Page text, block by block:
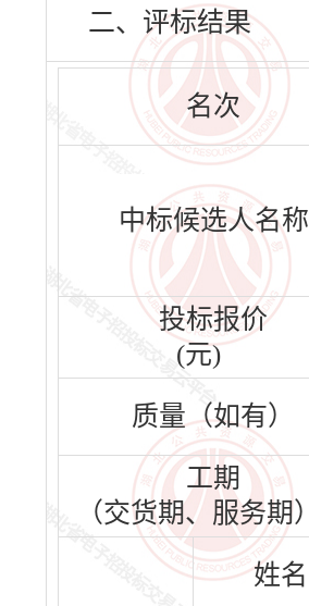
二、评标结果
名次
中标候选人名称
投标报价
(元)
质量（如有）
工期
（交货期、服务期）
姓名